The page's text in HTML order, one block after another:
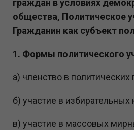
граждан в условиях
общества, Политическое
Гражданин как субъект
1. Формы политического
а) членство в политических
б) участие в избирательных
в) участие в массовых